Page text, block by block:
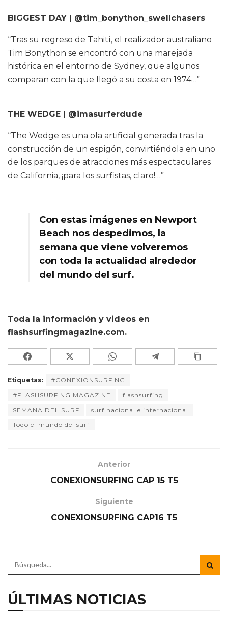
BIGGEST DAY | @tim_bonython_swellchasers
“Tras su regreso de Tahití, el realizador australiano
Tim Bonython se encontró con una marejada
histórica en el entorno de Sydney, que algunos
comparan con la que llegó a su costa en 1974…”
THE WEDGE | @imasurferdude
“The Wedge es una ola artificial generada tras la
construcción de un espigón, convirtiéndola en uno
de los parques de atracciones más espectaculares
de California, ¡para los surfistas, claro!…”
Con estas imágenes en Newport
Beach nos despedimos, la
semana que viene volveremos
con toda la actualidad alrededor
del mundo del surf.
Toda la información y videos en
flashsurfingmagazine.com.
Etiquetas:
#CONEXIONSURFING
#FLASHSURFING MAGAZINE
flashsurfing
SEMANA DEL SURF
surf nacional e internacional
Todo el mundo del surf
Anterior
CONEXIONSURFING CAP 15 T5
Siguiente
CONEXIONSURFING CAP16 T5
ÚLTIMAS NOTICIAS